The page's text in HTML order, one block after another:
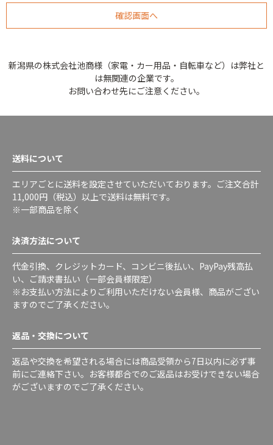
新潟県の株式会社池商様（家電・カー用品・自転車など）は弊社と
は無関連の企業です。
お問い合わせ先にご注意ください。
送料について
エリアごとに送料を設定させていただいております。ご注文合計
11,000円（税込）以上で送料は無料です。
※一部商品を除く
決済方法について
代金引換、クレジットカード、コンビニ後払い、PayPay残高払
い、ご請求書払い（一部会員様限定）
※お支払い方法によりご利用いただけない会員様、商品がござい
ますのでご了承ください。
返品・交換について
返品や交換を希望される場合には商品受領から7日以内に必ず事
前にご連絡下さい。お客様都合でのご返品はお受けできない場合
がございますのでご了承ください。